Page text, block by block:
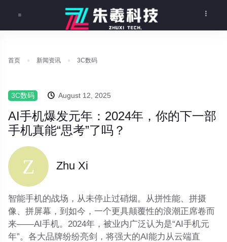
首页 新闻资讯 3C数码
3C数码 August 12, 2025
AI手机爆发元年：2024年，你的下一部
手机真能“思考”了吗？
Zhu Xi
智能手机的战场，从未停止过硝烟。从拼性能、拼摄
像、拼屏幕，到如今，一个更具颠覆性的浪潮正席卷而
来——AI手机。2024年，被业内广泛认为是“AI手机元
年”。各大品牌纷纷亮剑，将强大的AI能力从云端直